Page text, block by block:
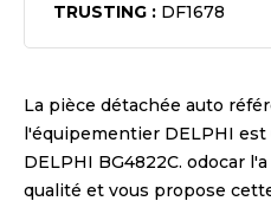
TRUSTING : DF1678
La pièce détachée auto
l'équipementier DELPHI est
DELPHI BG4822C. odocar
qualité et vous propose